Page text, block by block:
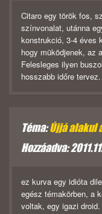
Citaro egy török fos,
színvonalat, utánna
konstrukció, 3-4 éves
hogy müködjenek, az
Felesleges ilyen
hosszabb időre tervez.
Téma:Újjá alakul a
Hozzáadva:
ez kurva egy idióta
egész témakörben, a
voltak, egy igazi